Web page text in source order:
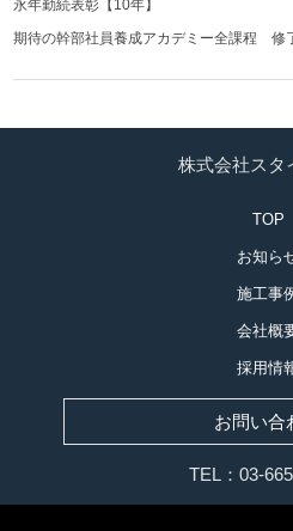
永年勤続表彰【10年】
期待の幹部社員養成アカデミー全課程 修
株式会社スタ
TOP
お知ら
施工事
会社概
採用情
お問い合
TEL：03-